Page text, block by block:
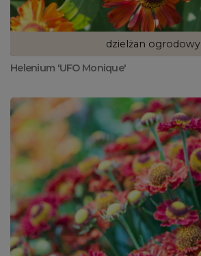
dzielżan ogrodowy
Helenium 'UFO Monique'